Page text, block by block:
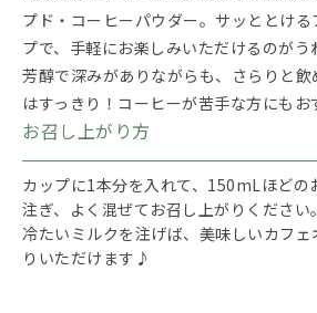
プド・コーヒーパウダー。サッととけ
プで、手軽にお楽しみいただけるのがう
芳醇で深みがありながらも、さらりと
はすっきり！コーヒーが苦手な方にも
お召し上がり方
カップに1本分を入れて、150mLほど
注ぎ、よく混ぜてお召し上がりください。
冷たいミルクを注げば、美味しいカフ
りいただけます♪